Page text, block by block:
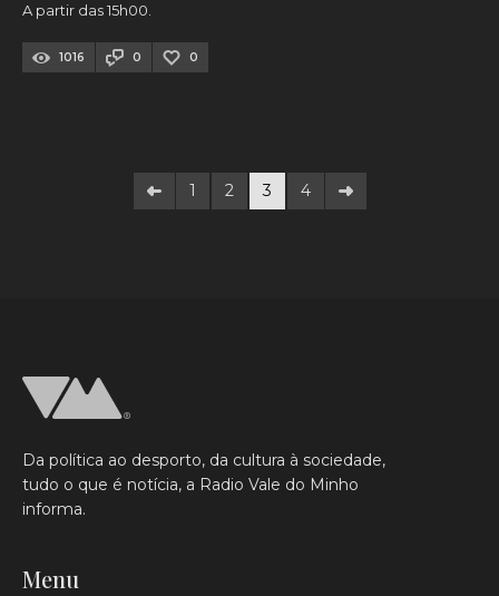
A partir das 15h00.
1016 0 0
1 2 3 4
Da política ao desporto, da cultura à sociedade,
tudo o que é notícia, a Radio Vale do Minho
informa.
Menu